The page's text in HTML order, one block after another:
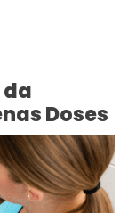
da
Doses